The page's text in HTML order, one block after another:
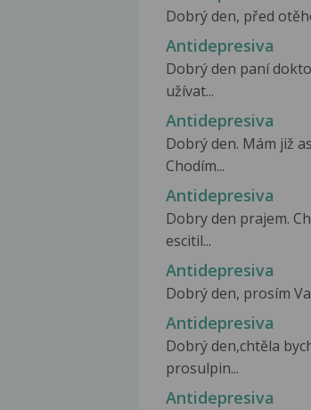
Dobrý den, před
Antidepresiva
Dobrý den paní
užívat...
Antidepresiva
Dobrý den. Mám již
Chodím...
Antidepresiva
Dobry den prajem.
escitil...
Antidepresiva
Dobrý den, prosím
Antidepresiva
Dobrý den,chtěla
prosulpin...
Antidepresiva